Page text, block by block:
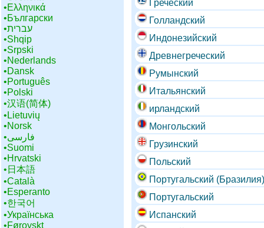
•‎Ελληνικά
•‎Български
•‎עברית
•‎Shqip
•‎Srpski
•‎Nederlands
•‎Dansk
•‎Português
•‎Polski
•‎汉语(简体)
•‎Lietuvių
•‎Norsk
•‎فارسی
•‎Suomi
•‎Hrvatski
•‎日本語
•‎Català
•‎Esperanto
•‎한국어
•‎Українська
•‎Føroyskt
Греческий
Голландский
Индонезийский
Древнегреческий
Румынский
Итальянский
ирландский
Монгольский
Грузинский
Польский
Португальский (Бразилия)
Португальский
Испанский